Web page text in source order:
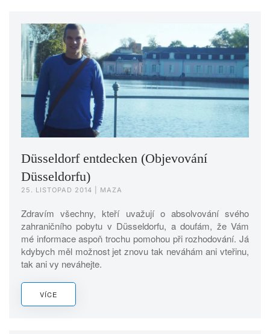
Düsseldorf entdecken (Objevování
Düsseldorfu)
25. LISTOPAD 2014 | MAZA
Zdravím všechny, kteří uvažují o absolvování svého
zahraničního pobytu v Düsseldorfu, a doufám, že Vám
mé informace aspoň trochu pomohou při rozhodování. Já
kdybych měl možnost jet znovu tak neváhám ani vteřinu,
tak ani vy neváhejte.
VÍCE